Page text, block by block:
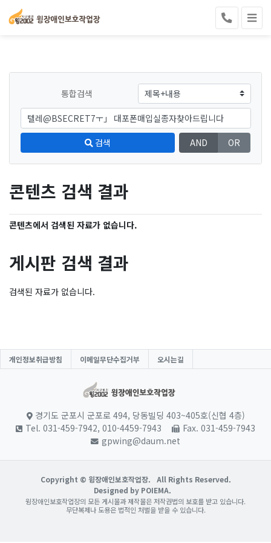
통합검색
검색 AND OR
콘텐츠 검색 결과
콘텐츠에서 검색된 자료가 없습니다.
게시판 검색 결과
검색된 자료가 없습니다.
개인정보취급방침 이메일무단수집거부 오시는길
경기도 군포시 군포로 494, 당동빌딩 403~405호(신협 4층)
Tel. 031-459-7942, 010-4459-7943
Fax. 031-459-7943
gpwing@daum.net
Copyright © 윙장애인보호작업장.
All Rights Reserved.
Designed by POIEMA.
윙장애인보호작업장의 모든 게시물과 제작물은 저작권법의 보호를 받고 있습니다.
무단복제나 도용은 법적인 처벌을 받을 수 있습니다.